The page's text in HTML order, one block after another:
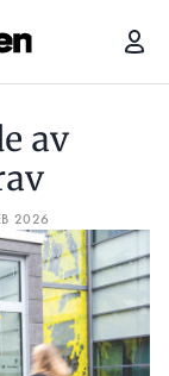
av
2026